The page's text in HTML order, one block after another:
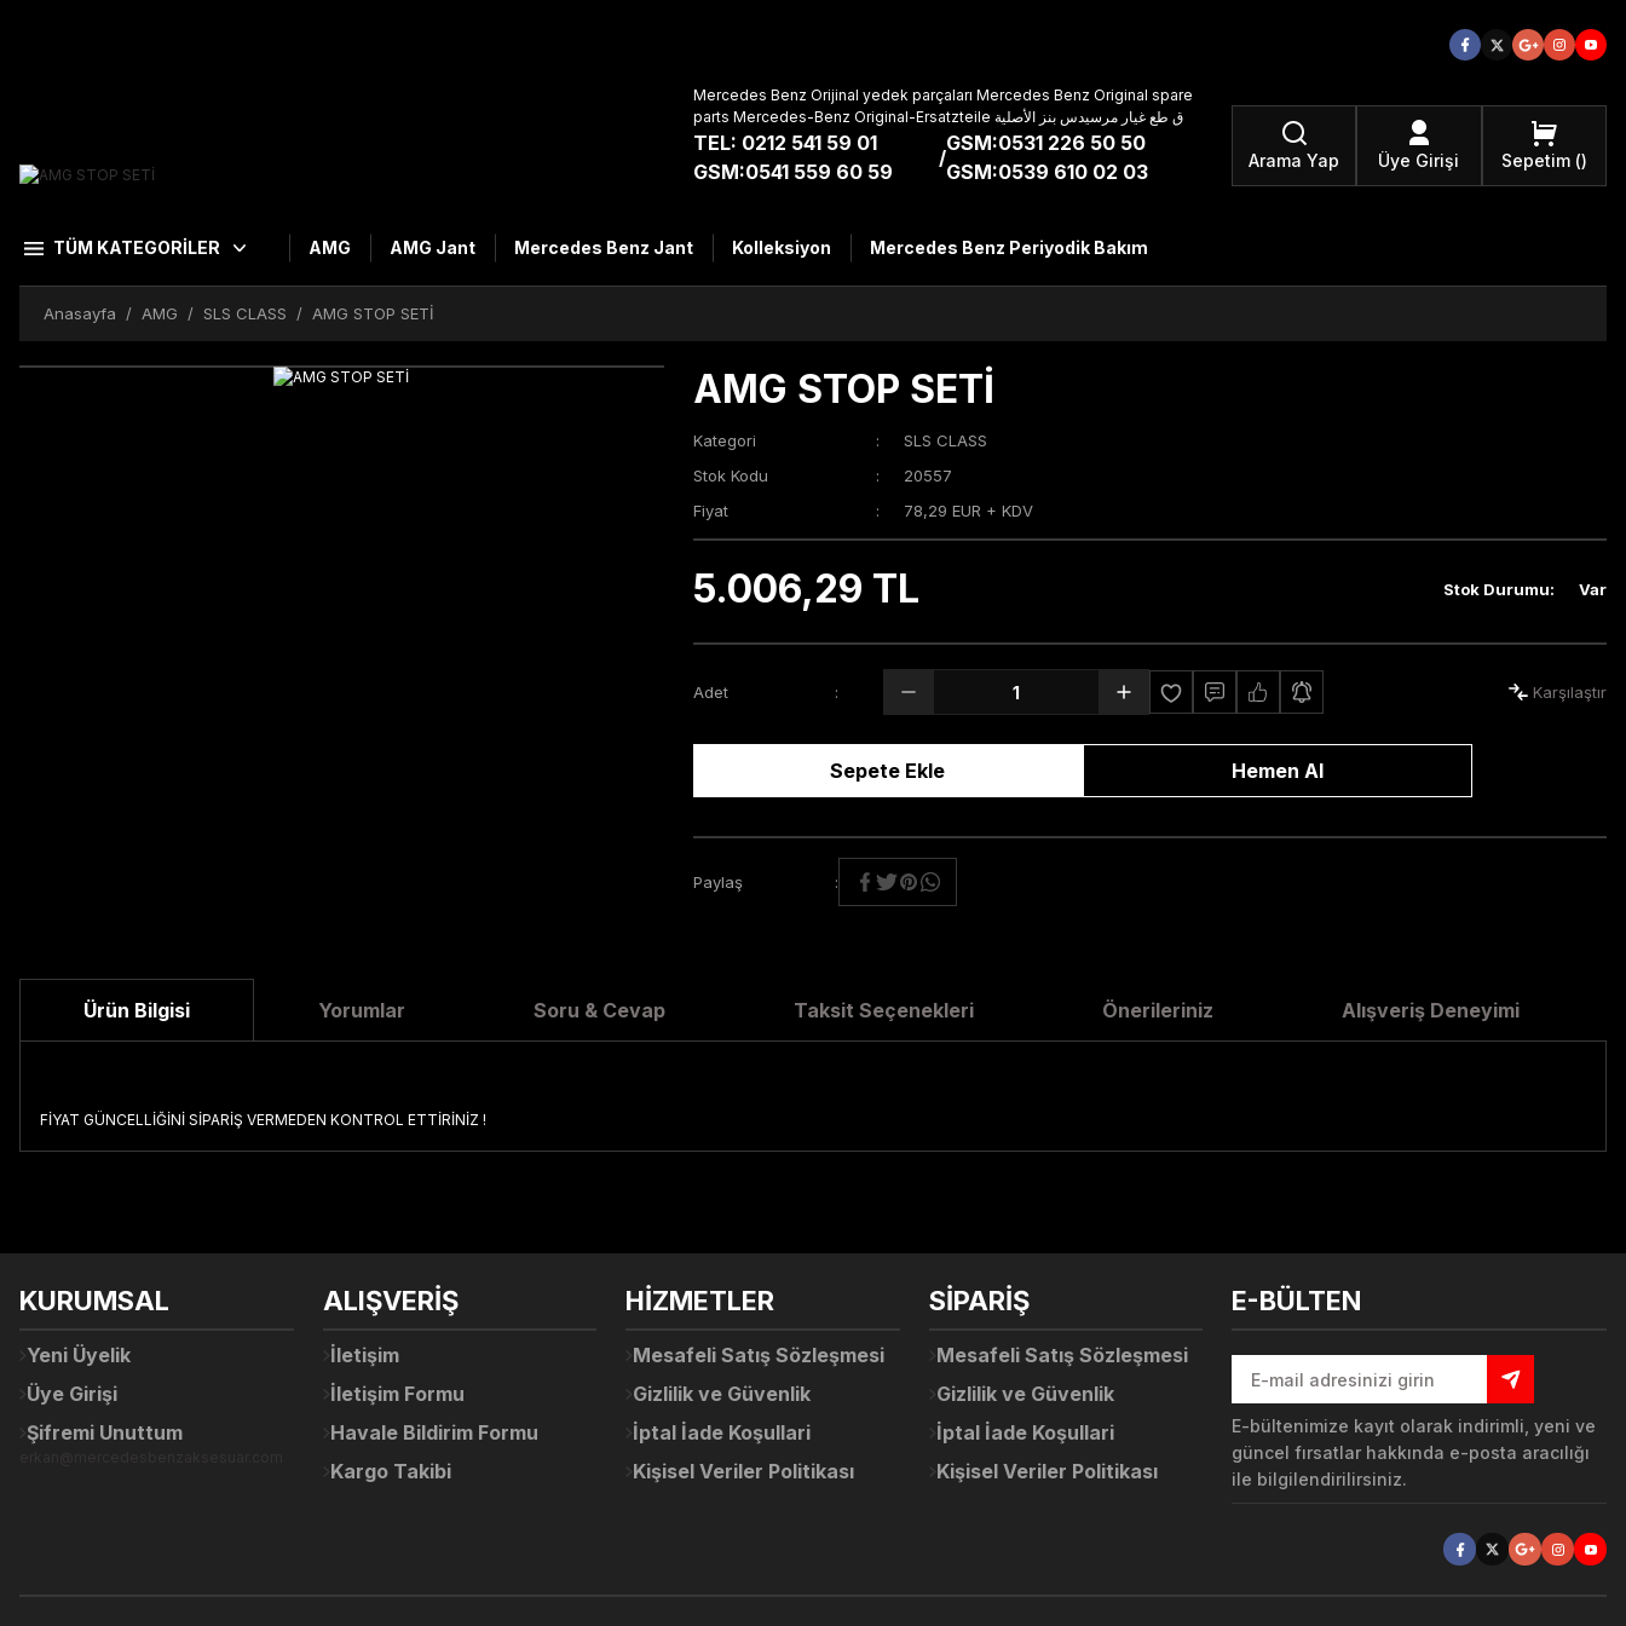
Mercedes Benz Orijinal yedek parçaları Mercedes Benz Original spare
parts Mercedes-Benz Original-Ersatzteile ق طع غيار مرسيدس بنز الأصلية
TEL: 0212 541 59 01
GSM:0541 559 60 59
/
GSM:0531 226 50 50
GSM:0539 610 02 03
Arama Yap Üye Girişi Sepetim
TÜM KATEGORİLER AMG AMG Jant Mercedes Benz Jant Kolleksiyon Mercedes Benz Periyodik Bakım
Anasayfa AMG SLS CLASS AMG STOP SETİ
AMG STOP SETİ
Kategori
SLS CLASS
Stok Kodu
20557
Fiyat
78,29 EUR + KDV
5.006,29 TL Stok Durumu: Var
Adet Karşılaştır
Sepete Ekle Hemen Al
Paylaş
Ürün Bilgisi Yorumlar Soru & Cevap Taksit Seçenekleri Önerileriniz Alışveriş Deneyimi
FİYAT GÜNCELLİĞİNİ SİPARİŞ VERMEDEN KONTROL ETTİRİNİZ !
Yorum Yaz
Ürün açıklamasında eksik bilgiler bulunuyor.
Bu ürüne benzer farklı alternatifler olmalı.
Deneyimini Paylaş
KURUMSAL
Yeni Üyelik
Üye Girişi
Şifremi Unuttum
ALIŞVERİŞ
İletişim
İletişim Formu
Havale Bildirim Formu
Kargo Takibi
HİZMETLER
Mesafeli Satış Sözleşmesi
Gizlilik ve Güvenlik
İptal İade Koşullari
Kişisel Veriler Politikası
SİPARİŞ
Mesafeli Satış Sözleşmesi
Gizlilik ve Güvenlik
İptal İade Koşullari
Kişisel Veriler Politikası
E-BÜLTEN
E-bültenimize kayıt olarak indirimli, yeni ve
güncel fırsatlar hakkında e-posta aracılığı
ile bilgilendirilirsiniz.